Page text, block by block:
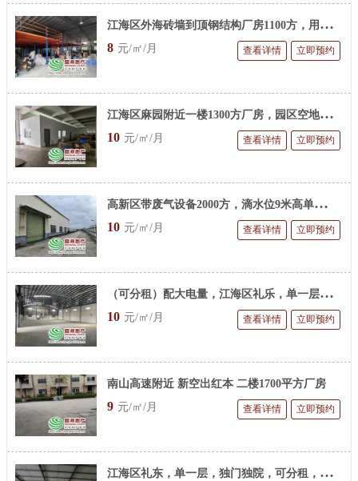
江
海区外海砖墙到顶钢结构厂房1100方，用电量大，招工方便，适合各行业
8 元/㎡/月 立即预约
查看详情
江
海区麻园附近一楼1300方厂房，园区空地大，适合注塑，数控加工等用电大客户。
10 元/㎡/月 立即预约
查看详情
高
新区带废气设备2000方，滴水位9米高单一层钢结构厂房，二类用地，适合各行业
10 元/㎡/月 立即预约
查看详情
（
可分租）配大电量，江海区礼乐，单一层，1000平方简厂
10 元/㎡/月 立即预约
查看详情
南山高速附近 新空出红本 二楼1700平方厂房
9 元/㎡/月 立即预约
查看详情
江
海区礼东，单一层，独门独院，可分租，5500平方米简易厂房